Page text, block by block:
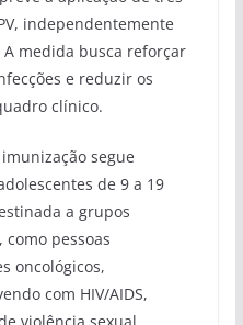
independentemente
medida busca reforçar
e reduzir os
clínico.
segue
de 9 a 19
a grupos
pessoas
oncológicos,
com HIV/AIDS,